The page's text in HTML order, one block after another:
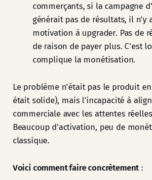
commerçants, si la campagne
générait pas de résultats, il n'y
motivation à upgrader. Pas de
de raison de payer plus. C'est
complique la monétisation.
Le problème n'était pas le produit
était solide), mais l'incapacité à
commerciale avec les attentes
Beaucoup d'activation, peu de
classique.
Voici comment faire concrètement: